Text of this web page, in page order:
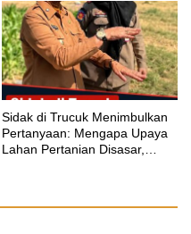
‎Sidak di Trucuk Menimbulkan
Pertanyaan: Mengapa Upaya
Lahan Pertanian Disasar,